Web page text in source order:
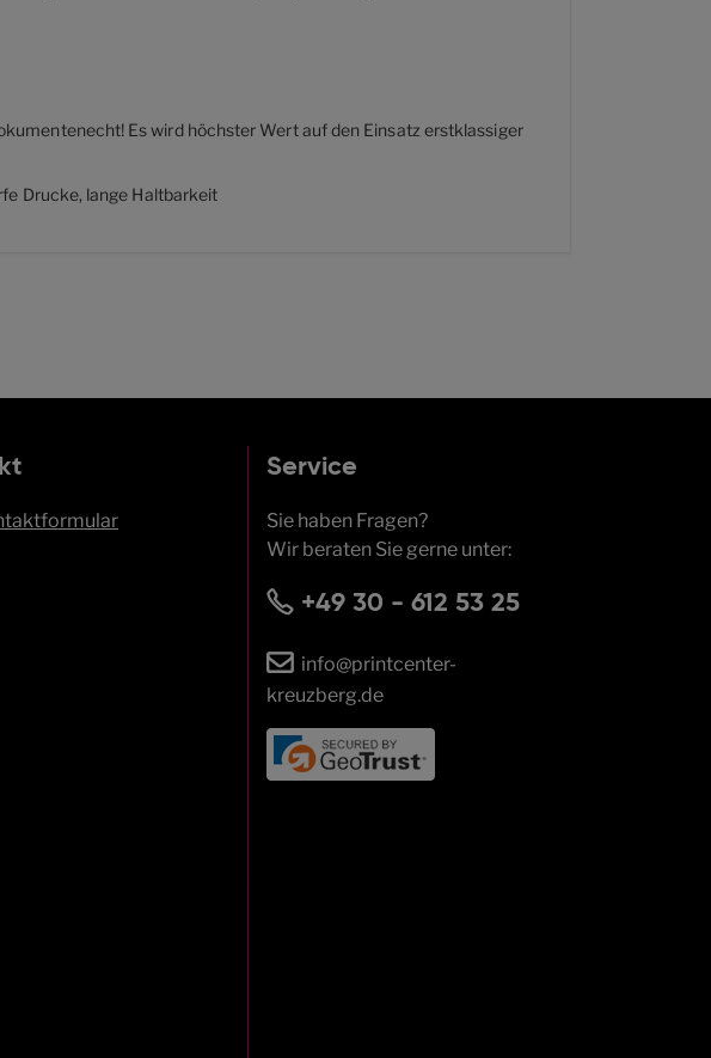
Es wird höchster Wert auf den Einsatz erstklassiger
Drucke, lange Haltbarkeit
Service
Sie haben Fragen?
Wir beraten Sie gerne unter:
+49 30 - 612 53 25
info@printcenter-
kreuzberg.de